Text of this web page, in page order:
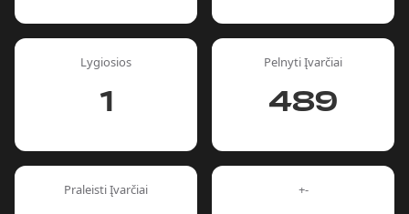
Lygiosios
1
Pelnyti Įvarčiai
489
Praleisti Įvarčiai +-